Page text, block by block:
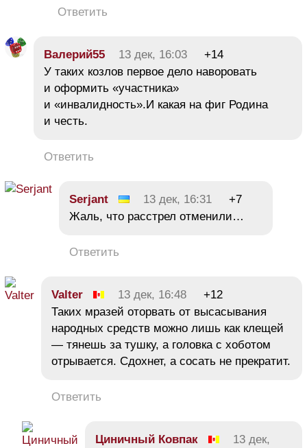
Ответить
Валерий55 13 дек, 16:03
+14
У таких козлов первое дело наворовать
и оформить «участника»
и «инвалидность».И какая на фиг Родина
и честь.
Ответить
Serjant 13 дек, 16:31
+7
Жаль, что расстрел отменили…
Ответить
Valter 13 дек, 16:48
+12
Таких мразей оторвать от высасывания
народных средств можно лишь как клещей
— тянешь за тушку, а головка с хоботом
отрывается. Сдохнет, а сосать не прекратит.
Ответить
Циничный Ковпак
13 дек,